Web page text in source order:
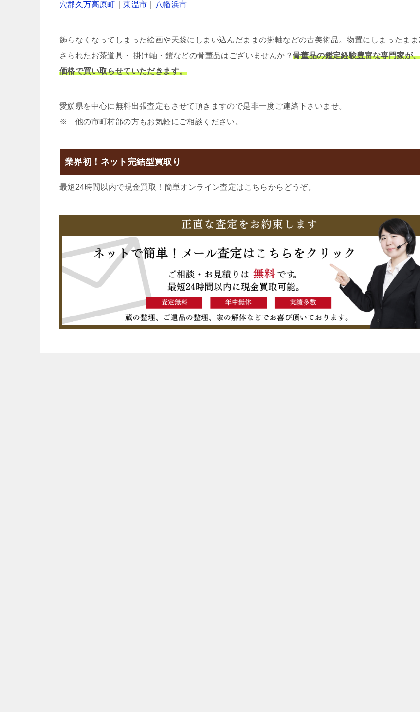
穴郡久万高原町 ｜東温市 八幡浜市
飾らなくなってしまった絵画や天袋にしまい込んだままの掛軸などの古美術品。物置にしまったまま
さられたお茶道具・ 掛け軸・鎧などの骨董品はございませんか？ 骨董品の鑑定経験豊富な専門家が
価格で買い取らせていただきます。
愛媛県を中心に無料出張査定もさせて頂きますので是非一度ご連絡下さいませ。
※ 他の市町村部の方もお気軽にご相談ください。
業界初！ネット完結型買取り
最短24時間以内で現金買取！簡単オンライン査定はこちらからどうぞ。